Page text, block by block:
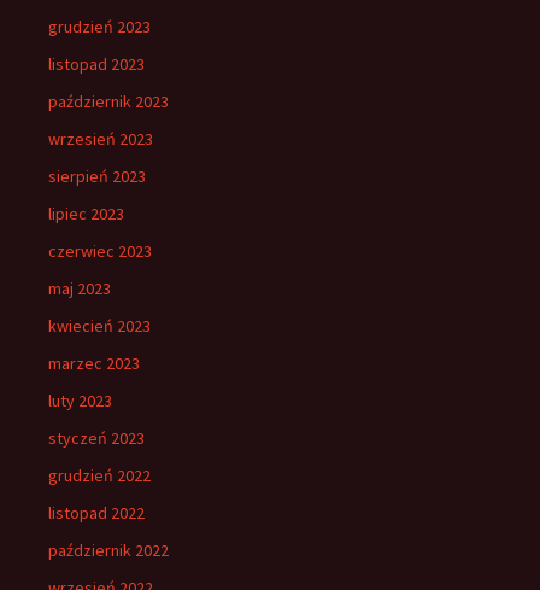
grudzień 2023
listopad 2023
październik 2023
wrzesień 2023
sierpień 2023
lipiec 2023
czerwiec 2023
maj 2023
kwiecień 2023
marzec 2023
luty 2023
styczeń 2023
grudzień 2022
listopad 2022
październik 2022